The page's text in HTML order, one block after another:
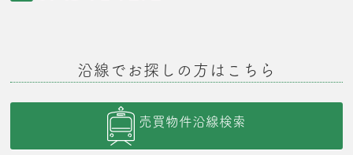
沿線でお探しの方はこちら
売買物件沿線検索